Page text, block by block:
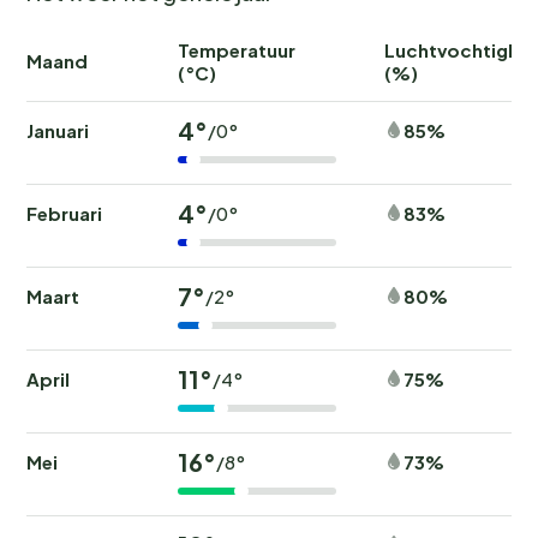
Maand
Temperatuur
(°C)
(%)
Januari 4°/0° 85%
Februari 4°/0° 83%
Maart 7°/2° 80%
April 11°/4° 75%
Mei 16°/8° 73%